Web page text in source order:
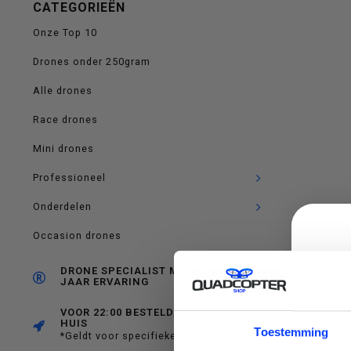
Toestemming
CATEGORIEËN
Onze Top 10
Drones onder 250gram
Alle drones
Race drones
Mini drones
Professioneel
Onderdelen
Occasion drones
DRONE SPECIALIST MET RUIM 10
JAAR ERVARING
VOOR 22:00 BESTELD, MORGEN IN
HUIS
*Geldt voor specifieke producten